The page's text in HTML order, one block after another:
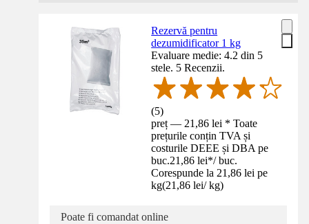
Rezervă pentru
dezumidificator 1 kg
Evaluare medie: 4.2 din 5
stele. 5 Recenzii.
(5)
preț — 21,86 lei * Toate
prețurile conțin TVA și
costurile DEEE și DBA pe
buc.21,86 lei*/ buc.
Corespunde la 21,86 lei pe
kg(21,86 lei/ kg)
Poate fi comandat online